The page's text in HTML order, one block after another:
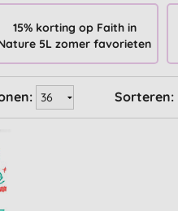
15% korting op Faith in
5L zomer favorieten
Sorteren: